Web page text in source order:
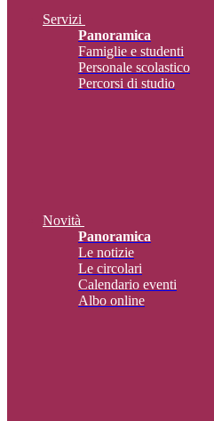
Servizi
Panoramica
Famiglie e studenti
Personale scolastico
Percorsi di studio
Novità
Panoramica
Le notizie
Le circolari
Calendario eventi
Albo online